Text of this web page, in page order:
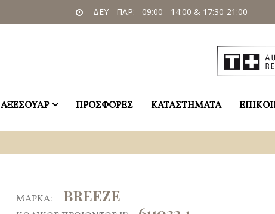
ΔΕΥ - ΠΑΡ: 09:00 - 14:00 & 17:30-21:00
ΑΞΕΣΟΥΑΡ ΠΡΟΣΦΟΡΕΣ ΚΑΤΑΣΤΗΜΑΤΑ
ΜΑΡΚΑ: BREEZE